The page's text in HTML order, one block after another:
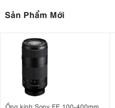
Sản Phẩm Mới